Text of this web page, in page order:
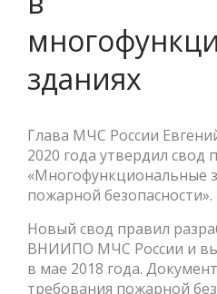
зданиях
Глава МЧС России
2020 года утвердил свод
«Многофункциональные
пожарной безопасности».
Новый свод правил
ВНИИПО МЧС России и
в мае 2018 года.
требования пожарной